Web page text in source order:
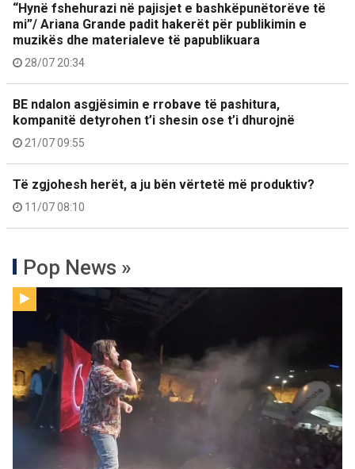
“Hynë fshehurazi në pajisjet e bashkëpunëtorëve të
mi”/ Ariana Grande padit hakerët për publikimin e
muzikës dhe materialeve të papublikuara
28/07 20:34
BE ndalon asgjësimin e rrobave të pashitura,
kompanitë detyrohen t’i shesin ose t’i dhurojnë
21/07 09:55
Të zgjohesh herët, a ju bën vërtetë më produktiv?
11/07 08:10
Pop News »